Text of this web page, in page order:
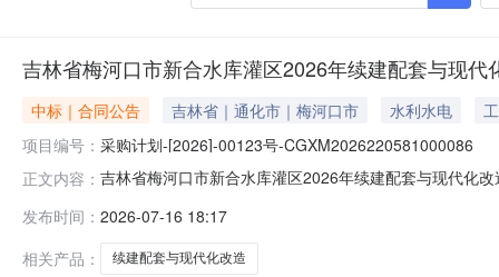
吉林省梅河口市新合水库灌区2026年续建配套与现代
中标｜合同公告 吉林省｜通化市｜梅河口市 水利水电
项目编号： 采购计划-[2026]-00123号-CGXM2026220581000086
正文内容： 吉林省梅河口市新合水库灌区2026年续建配套与现代化
吉林省江河工程咨询有限公司所属地域
发布时间： 2026-07-16 18:17
相关产品：
续建配套与现代化改造